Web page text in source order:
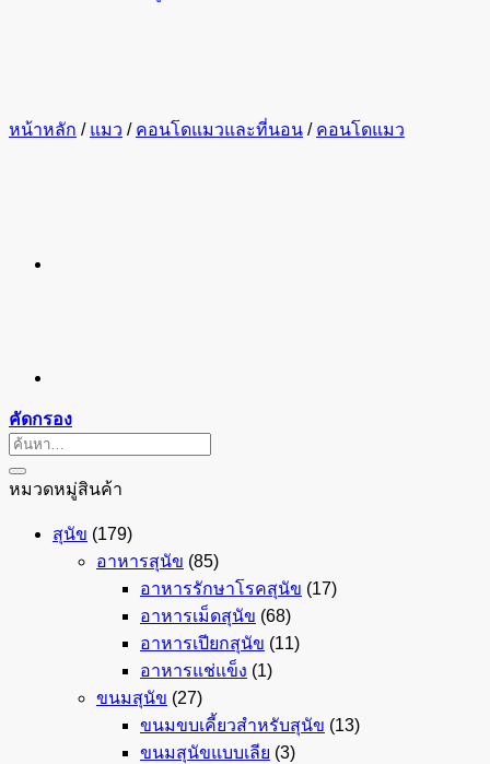
หน้าหลัก / แมว / คอนโดแมวและที่นอน / คอนโดแมว
คัดกรอง
ค้นหา:
หมวดหมู่สินค้า
สุนัข (179)
อาหารสุนัข (85)
อาหารรักษาโรคสุนัข (17)
อาหารเม็ดสุนัข (68)
อาหารเปียกสุนัข (11)
อาหารแช่แข็ง (1)
ขนมสุนัข (27)
ขนมขบเคี้ยวสำหรับสุนัข (13)
ขนมสุนัขแบบเลีย (3)